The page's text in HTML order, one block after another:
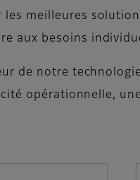
meilleures
aux besoins
de notre
opérationnelle,